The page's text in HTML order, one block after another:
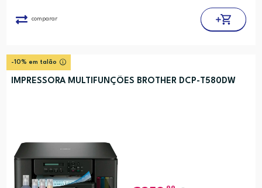
comparar
-10% em talão
IMPRESSORA MULTIFUNÇÕES BROTHER DCP-T580DW